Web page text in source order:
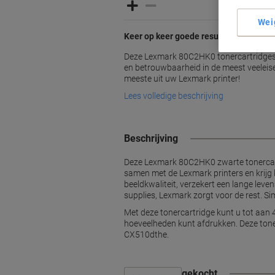
Keer op keer goede resultaten
Deze Lexmark 80C2HK0
en betrouwbaarheid in de meest
meeste uit uw Lexmark printer!
Lees volledige beschrijving
Beschrijving
Deze Lexmark 80C2HK0 zwarte
samen met de Lexmark printers en
beeldkwaliteit, verzekert een lange
supplies, Lexmark zorgt voor de rest.
Met deze tonercartridge kunt u tot aan
hoeveelheden kunt afdrukken. Deze
CX510dthe.